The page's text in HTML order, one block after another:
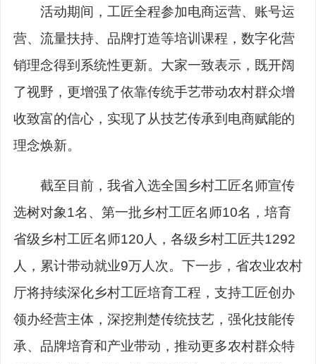
活动期间，工匠全程参加电商运营、账号运
营、流量扶持、品牌打造等培训课程，数字化营
销理念得到系统性更新。大家一致表示，既开阔
了视野，更增强了依靠传统手艺带动农村群众增
收致富的信心，实现了从技艺传承到电商赋能的
理念焕新。
截至目前，我省入选全国乡村工匠名师宣传
选树对象1名、第一批乡村工匠名师10名，培育
省级乡村工匠名师120人，各级乡村工匠共1292
人，累计带动就业9万人次。下一步，省农业农村
厅将持续深化乡村工匠培育工程，支持工匠创办
领办经营主体，深挖荆楚传统技艺，强化技能传
承、品牌培育和产业带动，推动更多农村群众特